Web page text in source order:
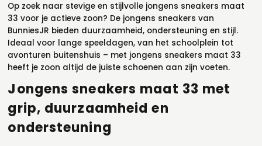
Op zoek naar stevige en stijlvolle jongens sneakers maat
33 voor je actieve zoon? De jongens sneakers van
BunniesJR bieden duurzaamheid, ondersteuning en stijl.
Ideaal voor lange speeldagen, van het schoolplein tot
avonturen buitenshuis – met jongens sneakers maat 33
heeft je zoon altijd de juiste schoenen aan zijn voeten.
Jongens sneakers maat 33 met
grip, duurzaamheid en
ondersteuning